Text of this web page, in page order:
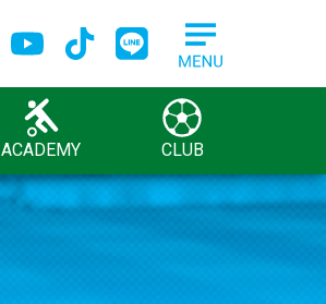
ACADEMY CLUB